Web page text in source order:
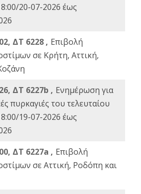
20-07-2026 έως
ΔΤ 6228 , Επιβολή
σε Κρήτη, Αττική,
ΔΤ 6227b , Ενημέρωση για
πυρκαγιές του τελευταίου
19-07-2026 έως
ΔΤ 6227a , Επιβολή
σε Αττική, Ροδόπη και